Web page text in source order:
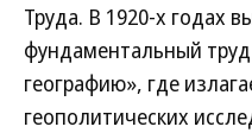
Труда. В 1920-х годах
фундаментальный
географию», где
геополитических